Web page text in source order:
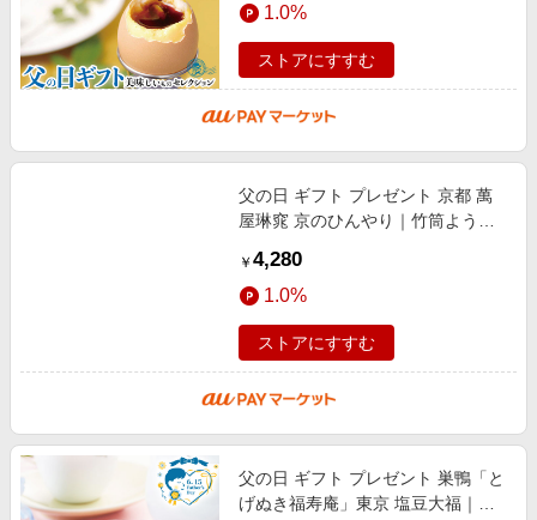
1.0%
ストアにすすむ
父の日 ギフト プレゼント 京都 萬
屋琳窕 京のひんやり｜竹筒ようか
85g×2、金魚ゼリー(甘夏)55ｇ×2
｜お届
￥ 4,280
1.0%
ストアにすすむ
父の日 ギフト プレゼント 巣鴨「と
げぬき福寿庵」東京 塩豆大福｜豆